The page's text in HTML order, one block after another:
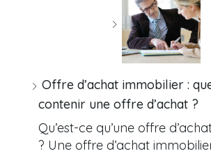
Offre d’achat immobilier :
contenir une offre d’achat ?
Qu’est-ce qu’une offre
? Une offre d’achat